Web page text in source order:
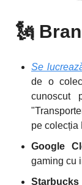
🗽
Se
de o
cunoscut
pe colecția
Google
gaming cu
Starbucks